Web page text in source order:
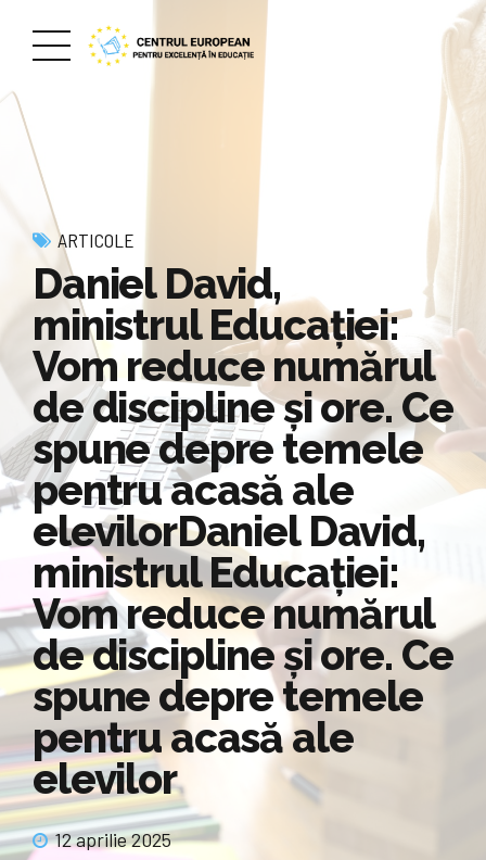
ARTICOLE
Daniel David,
ministrul Educației:
Vom reduce numărul
de discipline și ore. Ce
spune depre temele
pentru acasă ale
elevilorDaniel David,
ministrul Educației:
Vom reduce numărul
de discipline și ore. Ce
spune depre temele
pentru acasă ale
elevilor
12 aprilie 2025